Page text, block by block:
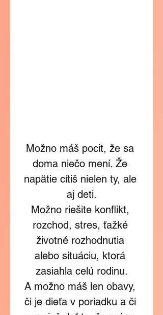
Možno máš pocit, že sa
doma niečo mení. Že
napätie cítiš nielen ty, ale
aj deti.
Možno riešite konflikt,
rozchod, stres, ťažké
životné rozhodnutia
alebo situáciu, ktorá
zasiahla celú rodinu.
A možno máš len obavy,
či je dieťa v poriadku a či